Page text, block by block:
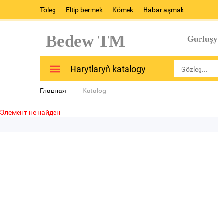
Töleg Eltip bermek Kömek Habarlaşmak
Bedew TM
Harytlaryň katalogy
Главная Katalog
Элемент не найден